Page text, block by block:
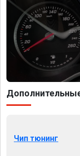
Чип тюнинг